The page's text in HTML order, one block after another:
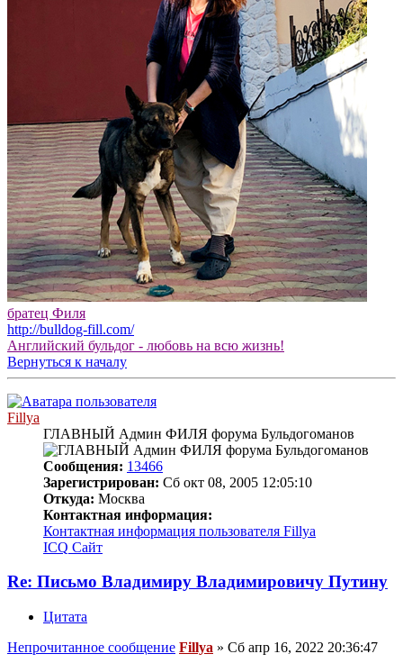
братец Филя
http://bulldog-fill.com/
Английский бульдог - любовь на всю жизнь!
Вернуться к началу
Fillya
ГЛАВНЫЙ Админ ФИЛЯ форума Бульдогоманов
Сообщения: 13466
Зарегистрирован: Сб окт 08, 2005 12:05:10
Откуда: Москва
Контактная информация:
Контактная информация пользователя Fillya
ICQ Сайт
Re: Письмо Владимиру Владимировичу Путину
Цитата
Непрочитанное сообщение Fillya » Сб апр 16, 2022 20:36:47